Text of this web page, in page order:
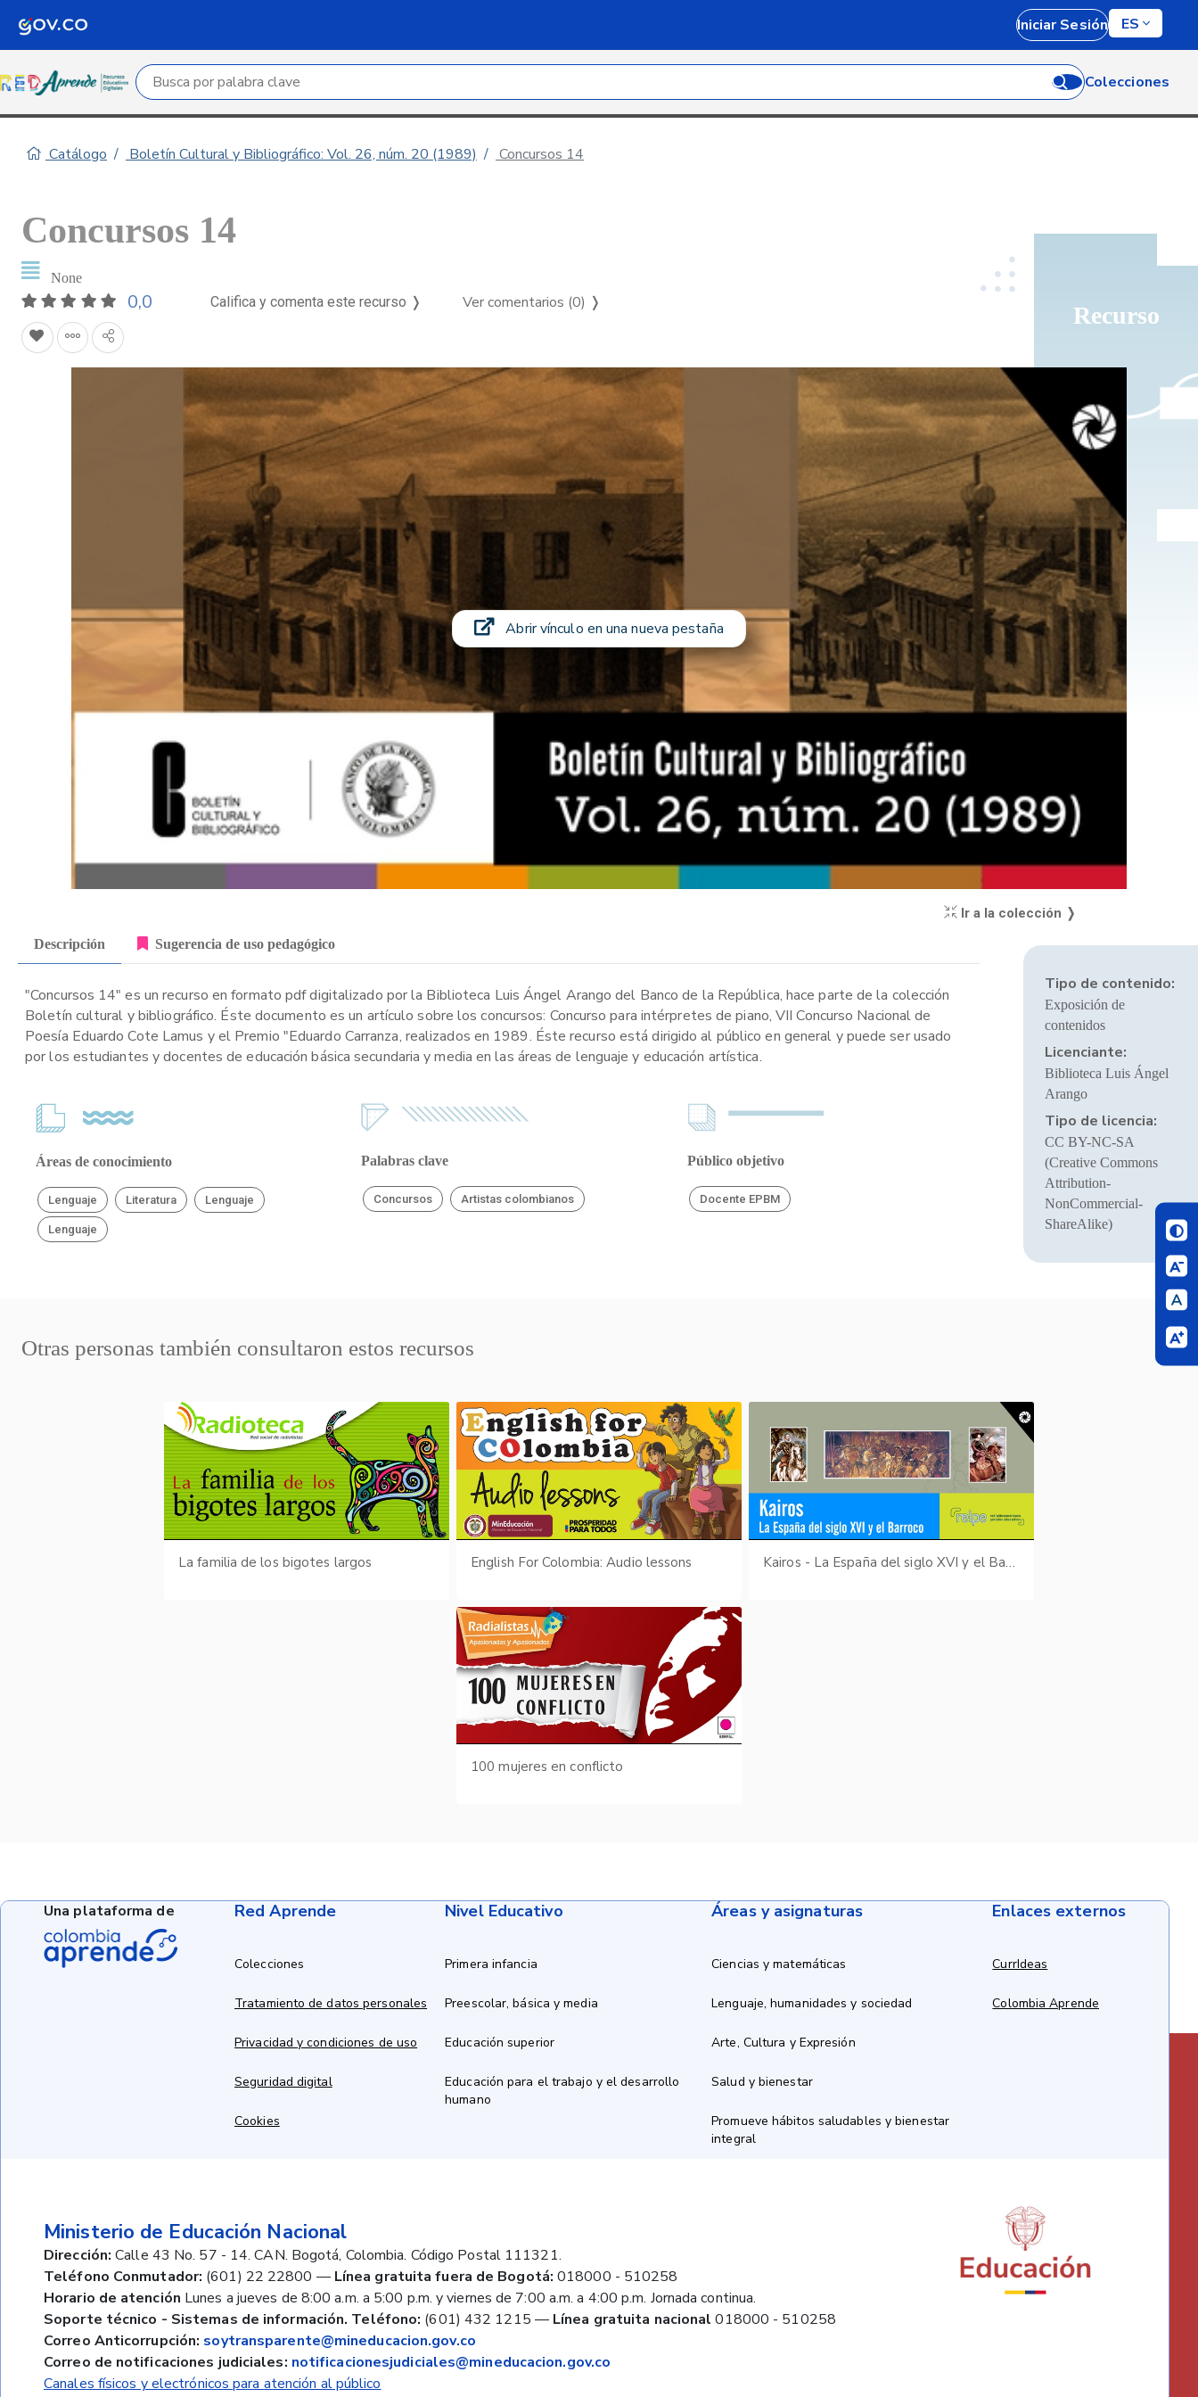
Iniciar Sesión ES
Campo de búsqueda por palabra clave Colecciones
Catálogo Boletín Cultural y Bibliográfico: Vol. 26, núm. 20 (1989) Concursos 14
Recurso
Concursos 14
None
0,0 Califica y comenta este recurso ❭ Ver comentarios (0) ❭
Abrir vínculo en una nueva pestaña
Ir a la colección ❭
Descripción Sugerencia de uso pedagógico
"Concursos 14" es un recurso en formato pdf digitalizado por la Biblioteca Luis Ángel Arango del Banco de la República, hace parte de la colección
Boletín cultural y bibliográfico. Éste documento es un artículo sobre los concursos: Concurso para intérpretes de piano, VII Concurso Nacional de
Poesía Eduardo Cote Lamus y el Premio "Eduardo Carranza, realizados en 1989. Éste recurso está dirigido al público en general y puede ser usado
por los estudiantes y docentes de educación básica secundaria y media en las áreas de lenguaje y educación artística.
Áreas de conocimiento
Lenguaje Literatura Lenguaje
Lenguaje
Palabras clave
Concursos Artistas colombianos
Público objetivo
Docente EPBM
Tipo de contenido:
Exposición de
contenidos
Licenciante:
Biblioteca Luis Ángel
Arango
Tipo de licencia:
CC BY-NC-SA
(Creative Commons
Attribution-
NonCommercial-
ShareAlike)
Otras personas también consultaron estos recursos
La familia de los bigotes largos English For Colombia: Audio lessons Kairos - La España del siglo XVI y el Barroco
100 mujeres en conflicto
Red Aprende
Colecciones
Tratamiento de datos personales
Privacidad y condiciones de uso
Seguridad digital
Cookies
Nivel Educativo
Primera infancia
Preescolar, básica y media
Educación superior
Educación para el trabajo y el desarrollo
humano
Áreas y asignaturas
Ciencias y matemáticas
Lenguaje, humanidades y sociedad
Arte, Cultura y Expresión
Salud y bienestar
Promueve hábitos saludables y bienestar
integral
Enlaces externos
CurrIdeas
Colombia Aprende
Ministerio de Educación Nacional
Dirección: Calle 43 No. 57 - 14. CAN. Bogotá, Colombia. Código Postal 111321.
Teléfono Conmutador: (601) 22 22800 — Línea gratuita fuera de Bogotá: 018000 - 510258
Horario de atención Lunes a jueves de 8:00 a.m. a 5:00 p.m. y viernes de 7:00 a.m. a 4:00 p.m. Jornada continua.
Soporte técnico - Sistemas de información. Teléfono: (601) 432 1215 — Línea gratuita nacional 018000 - 510258
Correo Anticorrupción: soytransparente@mineducacion.gov.co
Correo de notificaciones judiciales: notificacionesjudiciales@mineducacion.gov.co
Canales físicos y electrónicos para atención al público
Una plataforma de